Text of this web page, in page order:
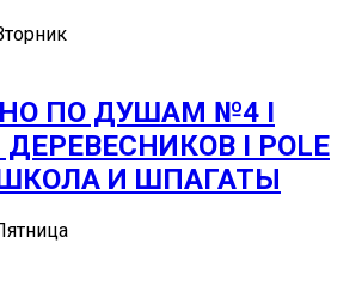
ПО ДУШАМ №4 I
I POLE
ШКОЛА И ШПАГАТЫ